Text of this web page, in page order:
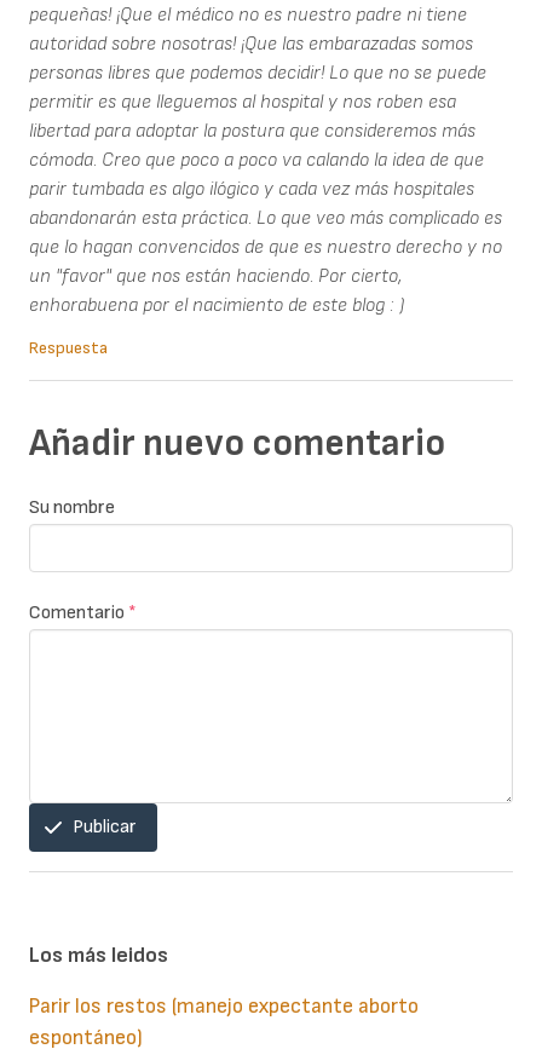
pequeñas! ¡Que el médico no es nuestro padre ni tiene
autoridad sobre nosotras! ¡Que las embarazadas somos
personas libres que podemos decidir! Lo que no se puede
permitir es que lleguemos al hospital y nos roben esa
libertad para adoptar la postura que consideremos más
cómoda. Creo que poco a poco va calando la idea de que
parir tumbada es algo ilógico y cada vez más hospitales
abandonarán esta práctica. Lo que veo más complicado es
que lo hagan convencidos de que es nuestro derecho y no
un "favor" que nos están haciendo. Por cierto,
enhorabuena por el nacimiento de este blog : )
Respuesta
Añadir nuevo comentario
Su nombre
Comentario *
Publicar
Los más leidos
Parir los restos (manejo expectante aborto
espontáneo)